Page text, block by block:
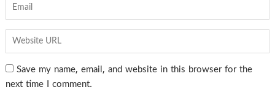
Save my name, email, and website in this browser for the